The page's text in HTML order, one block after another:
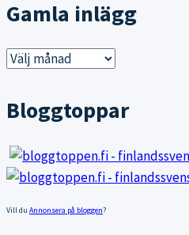
Gamla inlägg
Gamla
Bloggtoppar
Vill du Annonsera på bloggen?